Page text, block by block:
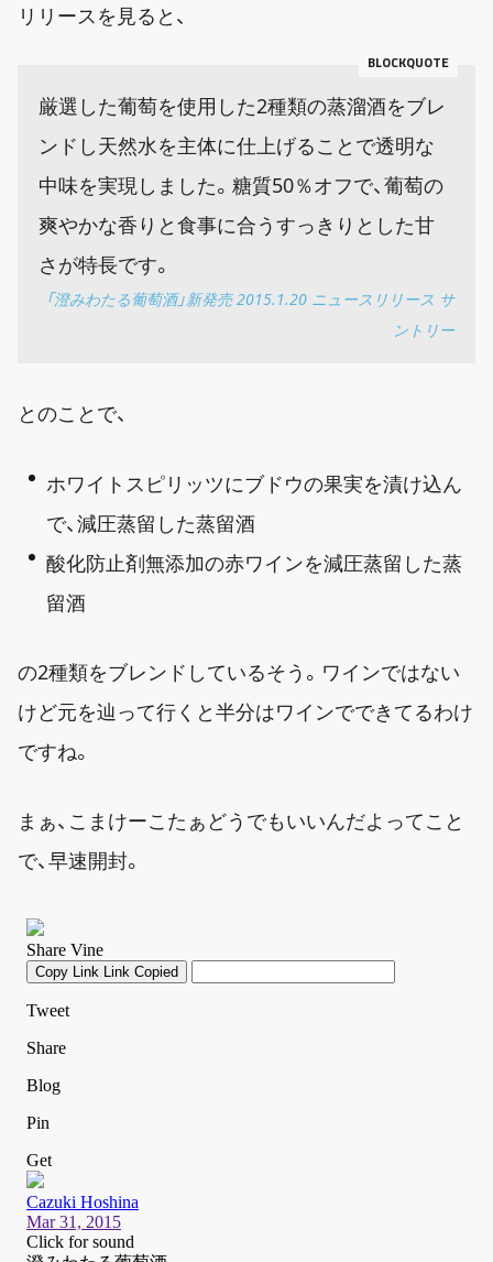
リリースを見ると、
厳選した葡萄を使用した2種類の蒸溜酒をブレ
ンドし天然水を主体に仕上げることで透明な
中味を実現しました。糖質50％オフで、葡萄の
爽やかな香りと食事に合うすっきりとした甘
さが特長です。
「澄みわたる葡萄酒」新発売 2015.1.20 ニュースリリース サ
ントリー
とのことで、
ホワイトスピリッツにブドウの果実を漬け込ん
で、減圧蒸留した蒸留酒
酸化防止剤無添加の赤ワインを減圧蒸留した蒸
留酒
の2種類をブレンドしているそう。ワインではない
けど元を辿って行くと半分はワインでできてるわけ
ですね。
まぁ、こまけーこたぁどうでもいいんだよってこと
で、早速開封。